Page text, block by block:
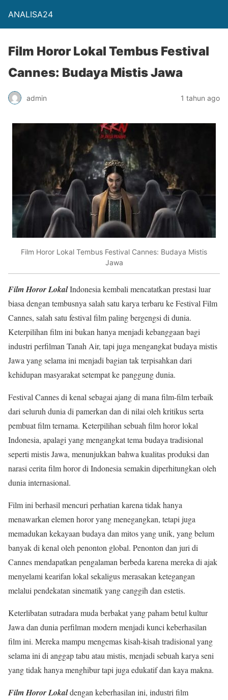
ANALISA24
Film Horor Lokal Tembus Festival
Cannes: Budaya Mistis Jawa
admin 1 tahun ago
Film Horor Lokal Tembus Festival Cannes: Budaya Mistis
Jawa
Film Horor LokalIndonesia kembali mencatatkan prestasi luar
biasa dengan tembusnya salah satu karya terbaru ke Festival Film
Cannes, salah satu festival film paling bergengsi di dunia.
Keterpilihan film ini bukan hanya menjadi kebanggaan bagi
industri perfilman Tanah Air, tapi juga mengangkat budaya mistis
Jawa yang selama ini menjadi bagian tak terpisahkan dari
kehidupan masyarakat setempat ke panggung dunia.
Festival Cannes di kenal sebagai ajang di mana film-film terbaik
dari seluruh dunia di pamerkan dan di nilai oleh kritikus serta
pembuat film ternama. Keterpilihan sebuah film horor lokal
Indonesia, apalagi yang mengangkat tema budaya tradisional
seperti mistis Jawa, menunjukkan bahwa kualitas produksi dan
narasi cerita film horor di Indonesia semakin diperhitungkan oleh
dunia internasional.
Film ini berhasil mencuri perhatian karena tidak hanya
menawarkan elemen horor yang menegangkan, tetapi juga
memadukan kekayaan budaya dan mitos yang unik, yang belum
banyak di kenal oleh penonton global. Penonton dan juri di
Cannes mendapatkan pengalaman berbeda karena mereka di ajak
menyelami kearifan lokal sekaligus merasakan ketegangan
melalui pendekatan sinematik yang canggih dan estetis.
Keterlibatan sutradara muda berbakat yang paham betul kultur
Jawa dan dunia perfilman modern menjadi kunci keberhasilan
film ini. Mereka mampu mengemas kisah-kisah tradisional yang
selama ini di anggap tabu atau mistis, menjadi sebuah karya seni
yang tidak hanya menghibur tapi juga edukatif dan kaya makna.
Film Horor Lokaldengan keberhasilan ini, industri film